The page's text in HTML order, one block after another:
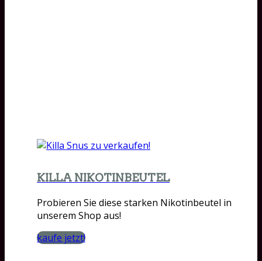
KILLA NIKOTINBEUTEL
Probieren Sie diese starken Nikotinbeutel in
unserem Shop aus!
kaufe jetzt!